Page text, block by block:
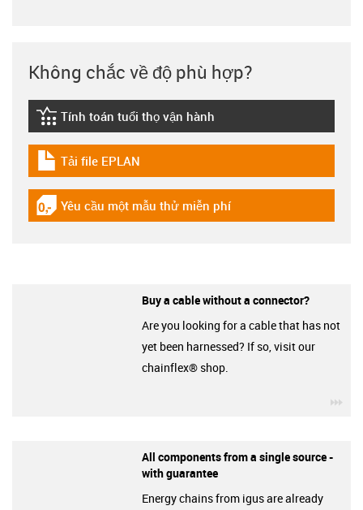
Không chắc về độ phù hợp?
igus-icon-lebensdauerrechner
Tính toán tuổi thọ vận hành
igus-icon-download-plan
Tải file EPLAN
igus-icon-gratismuster
Yêu cầu một mẫu thử miễn phí
Buy a cable without a connector?
Are you looking for a cable that has not
yet been harnessed? If so, visit our
chainflex® shop.
All components from a single source -
with guarantee
Energy chains from igus are already